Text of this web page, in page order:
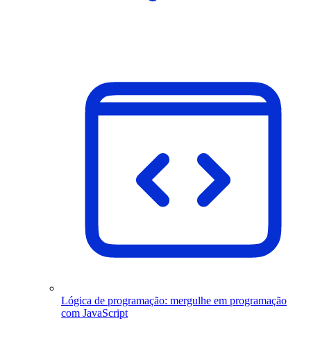
Lógica de programação: mergulhe em programação
com JavaScript